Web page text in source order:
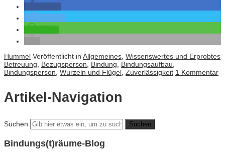
Hummel Veröffentlicht in Allgemeines Wissenswertes und Erprobtes
Betreuung
Bezugsperson Bindung Bindungsaufbau
Bindungsperson Wurzeln und Flügel Zuverlässigkeit 1 Kommentar
Artikel-Navigation
Suchen
Bindungs(t)räume-Blog